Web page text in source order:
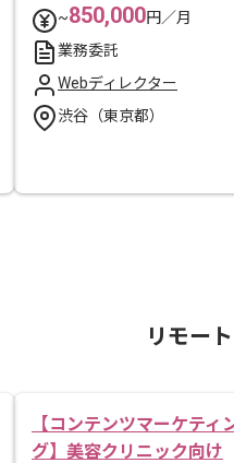
~850,000円／月
業務委託
Webディレクター
渋谷（東京都）
リモー
【コンテンツマーケティ
グ】美容クリニック向け